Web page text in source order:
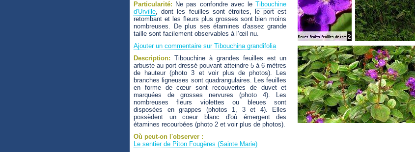
Particularité: Ne pas confondre avec leTibouchine
d'Urville, dont les feuilles sont étroites, le port est
retombant et les fleurs plus grosses sont bien moins
nombreuses. De plus ses étamines d'assez grande
taille sont facilement observables à l’œil nu.
Ajouter un commentaire sur Tibouchina grandifolia
Description: Tibouchine à grandes feuilles est un
arbuste au port dressé pouvant atteindre 5 à 6 mètres
de hauteur (photo 3 et voir plus de photos). Les
branches ligneuses sont quadrangulaires. Les feuilles
en forme de cœur sont recouvertes de duvet et
marquées de grosses nervures (photo 4). Les
nombreuses fleurs violettes ou bleues sont
disposées en grappes (photos 1, 3 et 4). Elles
possèdent un coeur blanc d'où émergent des
étamines recourbées (photo 2 et voir plus de photos).
Où peut-on l'observer :
Le sentier de Piton Fougères (Sainte Marie)